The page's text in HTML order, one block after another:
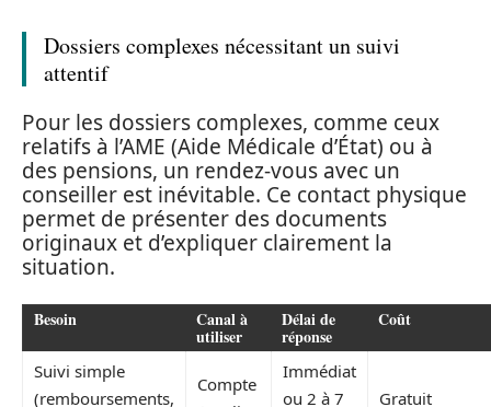
Dossiers complexes nécessitant un suivi
attentif
Pour les dossiers complexes, comme ceux
relatifs à l’AME (Aide Médicale d’État) ou à
des pensions, un rendez-vous avec un
conseiller est inévitable. Ce contact physique
permet de présenter des documents
originaux et d’expliquer clairement la
situation.
Besoin Canal à
utiliser
Délai de
réponse
Coût
Suivi simple
(remboursements,
Compte
Immédiat
ou 2 à 7
Gratuit